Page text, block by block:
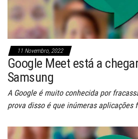
11 Novembro, 2022
Google Meet está a
Samsung
A Google é muito conhecida por
prova disso é que inúmeras aplicações